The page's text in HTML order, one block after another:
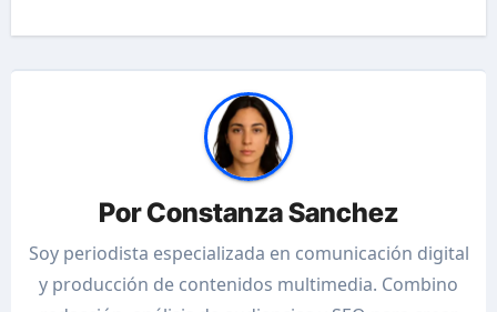
PorConstanza Sanchez
Soy periodista especializada en comunicación digital
y producción de contenidos multimedia. Combino